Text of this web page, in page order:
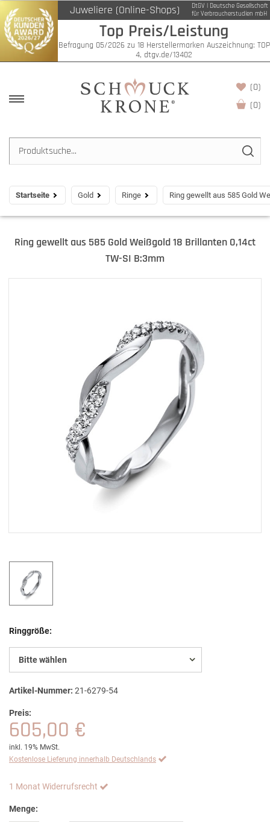
Juweliere (Online-Shops)
DtGV | Deutsche Gesellschaft
für Verbraucherstudien mbH
Top Preis/Leistung
Befragung 05/2026 zu 18 Herstellermarken Auszeichnung: TOP
4, dtgv.de/13402
(0)
(0)
Startseite Gold Ringe Ring gewellt aus 585 Gold
Ring gewellt aus 585 Gold Weißgold 18 Brillanten 0,14ct
TW-SI B:3mm
Ringgröße:
Bitte wählen
Artikel-Nummer: 21-6279-54
Preis:
605,00 €
inkl. 19% MwSt.
Kostenlose Lieferung innerhalb Deutschlands
1 Monat Widerrufsrecht
Menge: